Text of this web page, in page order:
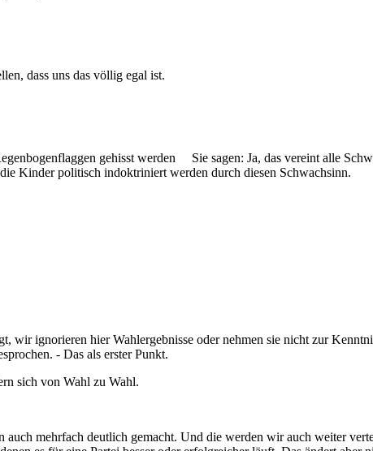
dass uns das völlig egal ist.
gehisst werden Sie sagen: Ja, das vereint alle
Kinder politisch indoktriniert werden durch diesen Schwachsinn.
wir ignorieren hier Wahlergebnisse oder nehmen sie nicht zur
- Das als erster Punkt.
sich von Wahl zu Wahl.
mehrfach deutlich gemacht. Und die werden wir auch weiter